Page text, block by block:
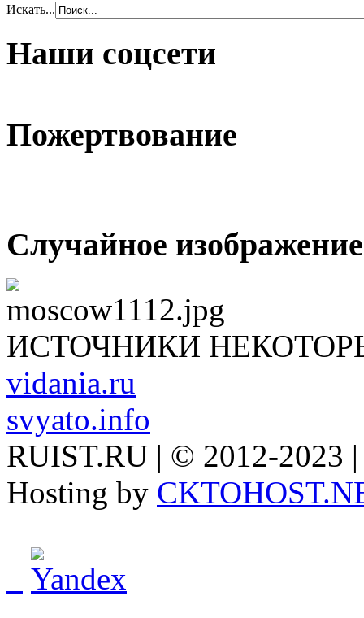
Искать...
Наши соцсети
Пожертвование
Случайное изображение
ИСТОЧНИКИ
vidania.ru
svyato.info
RUIST.RU | © 2012-2023
Hosting by